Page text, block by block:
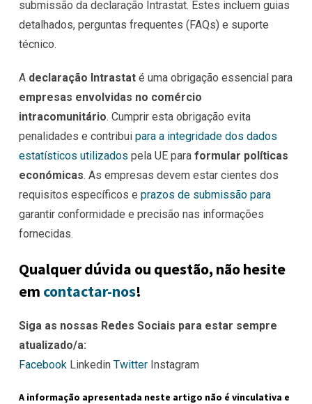
submissão da declaração Intrastat. Estes incluem guias
detalhados, perguntas frequentes (FAQs) e suporte
técnico.
A declaração Intrastat é uma obrigação essencial para
empresas envolvidas no comércio
intracomunitário. Cumprir esta obrigação evita
penalidades e contribui para a integridade dos dados
estatísticos utilizados pela UE para formular políticas
económicas. As empresas devem estar cientes dos
requisitos específicos e prazos de submissão para
garantir conformidade e precisão nas informações
fornecidas.
Qualquer dúvida ou questão, não hesite
em contactar-nos!
Siga as nossas Redes Sociais para estar sempre
atualizado/a:
Facebook Linkedin Twitter Instagram
A informação apresentada neste artigo não é vinculativa e